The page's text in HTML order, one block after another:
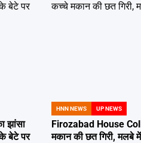
झांसा
बेटे पर
POSTED
IN
HNN NEWS UP NEWS
Firozabad House
मकान की छत गिरी, मलबे में